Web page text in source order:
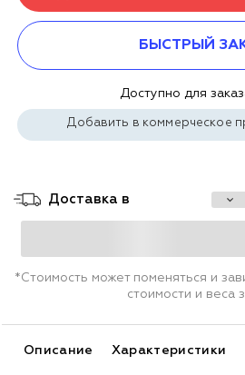
БЫСТРЫЙ
Доступно для
Добавить в коммерческое
Доставка в
*Стоимость может поменяться и
стоимости и веса
Описание Характеристики